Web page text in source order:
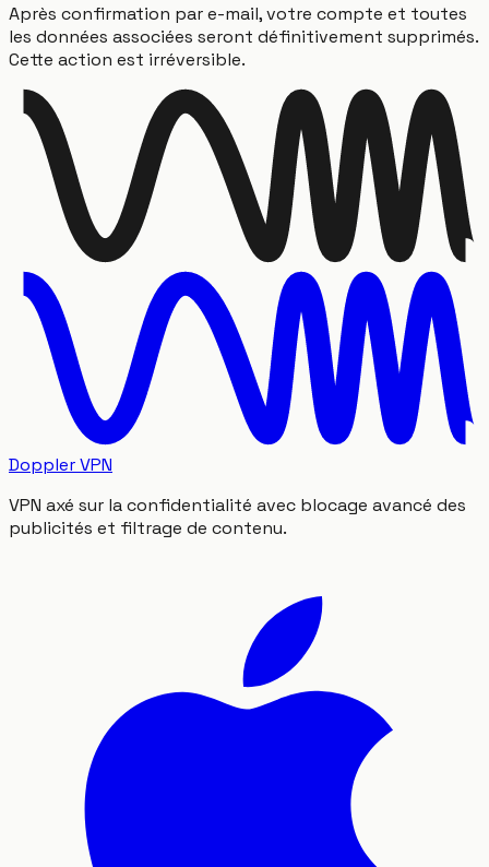
Après confirmation par e-mail, votre compte et toutes
les données associées seront définitivement supprimés.
Cette action est irréversible.
Doppler VPN
VPN axé sur la confidentialité avec blocage avancé des
publicités et filtrage de contenu.